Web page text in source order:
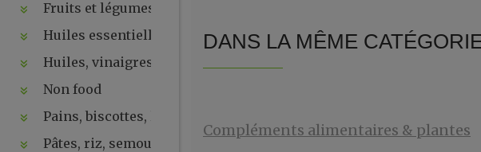
Fruits et légumes secs
Huiles essentielles, hydrolats, ...
Huiles, vinaigres, sauces
Non food
Pains, biscottes, levures, ...
Pâtes, riz, semoules
DANS LA MÊME
Compléments alimentaires & plantes